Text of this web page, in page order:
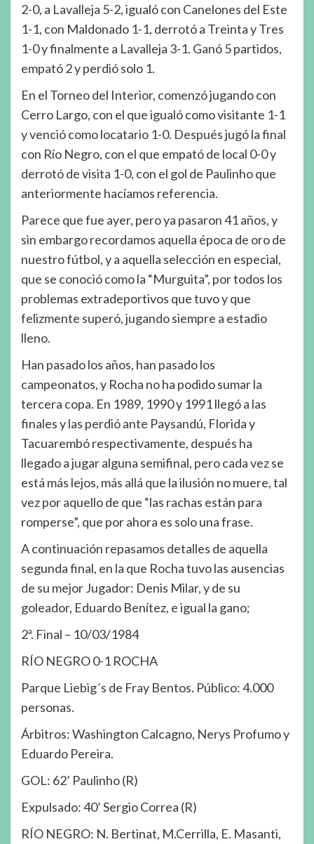
2-0, a Lavalleja 5-2, igualó con Canelones del Este
1-1, con Maldonado 1-1, derrotó a Treinta y Tres
1-0 y finalmente a Lavalleja 3-1. Ganó 5 partidos,
empató 2 y perdió solo 1.
En el Torneo del Interior, comenzó jugando con
Cerro Largo, con el que igualó como visitante 1-1
y venció como locatario 1-0. Después jugó la final
con Río Negro, con el que empató de local 0-0 y
derrotó de visita 1-0, con el gol de Paulinho que
anteriormente hacíamos referencia.
Parece que fue ayer, pero ya pasaron 41 años, y
sin embargo recordamos aquella época de oro de
nuestro fútbol, y a aquella selección en especial,
que se conoció como la “Murguita”, por todos los
problemas extradeportivos que tuvo y que
felizmente superó, jugando siempre a estadio
lleno.
Han pasado los años, han pasado los
campeonatos, y Rocha no ha podido sumar la
tercera copa. En 1989, 1990 y 1991 llegó a las
finales y las perdió ante Paysandú, Florida y
Tacuarembó respectivamente, después ha
llegado a jugar alguna semifinal, pero cada vez se
está más lejos, más allá que la ilusión no muere, tal
vez por aquello de que “las rachas están para
romperse”, que por ahora es solo una frase.
A continuación repasamos detalles de aquella
segunda final, en la que Rocha tuvo las ausencias
de su mejor Jugador: Denis Milar, y de su
goleador, Eduardo Benítez, e igual la gano;
2ª. Final – 10/03/1984
RÍO NEGRO 0-1 ROCHA
Parque Liebig´s de Fray Bentos. Público: 4.000
personas.
Árbitros: Washington Calcagno, Nerys Profumo y
Eduardo Pereira.
GOL: 62’ Paulinho (R)
Expulsado: 40’ Sergio Correa (R)
RÍO NEGRO: N. Bertinat, M.Cerrilla, E. Masanti,